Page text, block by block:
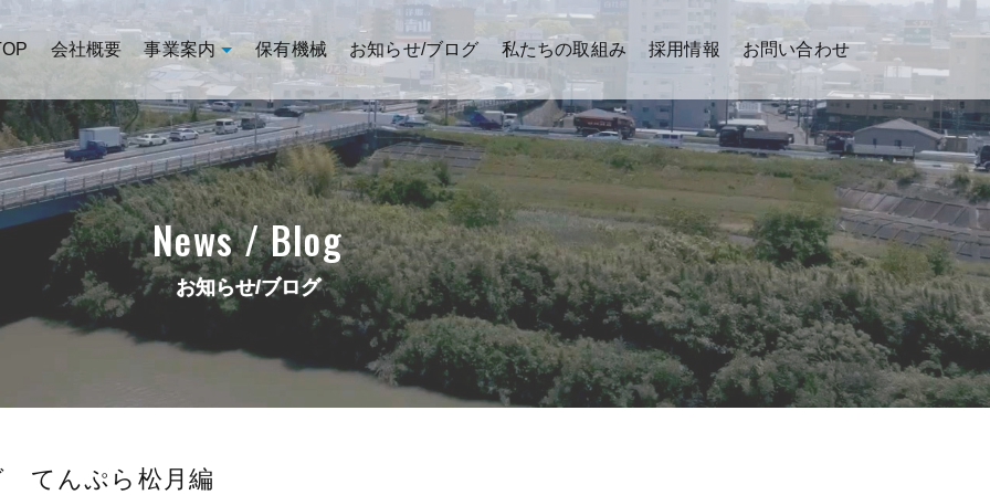
会社概要 事業案内 保有機械 お知らせ/ブログ 私たちの取組み 採用情報 お問い合わせ
News / Blog
お知らせ/ブログ
てんぷら松月編